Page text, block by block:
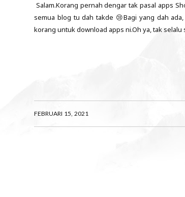
Salam.Korang pernah dengar tak pasal apps
semua blog tu dah takde 😢Bagi yang dah
korang untuk download apps ni.Oh ya, tak
FEBRUARI 15, 2021